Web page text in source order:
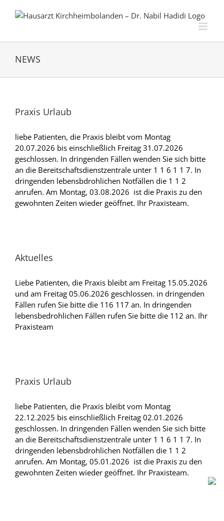
Inhalt
NEWS
Praxis Urlaub
liebe Patienten, die Praxis bleibt vom Montag
20.07.2026 bis einschließlich Freitag 31.07.2026
geschlossen. In dringenden Fällen wenden Sie sich bitte
an die Bereitschaftsdienstzentrale unter 1 1 6 1 1 7. In
dringenden lebensbdrohlichen Notfällen die 1 1 2
anrufen. Am Montag, 03.08.2026 ist die Praxis zu den
gewohnten Zeiten wieder geöffnet. Ihr Praxisteam.
Aktuelles
Liebe Patienten, die Praxis bleibt am Freitag 15.05.2026
und am Freitag 05.06.2026 geschlossen. in dringenden
Fällen rufen Sie bitte die 116 117 an. In dringenden
lebensbedrohlichen Fällen rufen Sie bitte die 112 an. Ihr
Praxisteam
Praxis Urlaub
liebe Patienten, die Praxis bleibt vom Montag
22.12.2025 bis einschließlich Freitag 02.01.2026
geschlossen. In dringenden Fällen wenden Sie sich bitte
an die Bereitschaftsdienstzentrale unter 1 1 6 1 1 7. In
dringenden lebensbdrohlichen Notfällen die 1 1 2
anrufen. Am Montag, 05.01.2026 ist die Praxis zu den
gewohnten Zeiten wieder geöffnet. Ihr Praxisteam.